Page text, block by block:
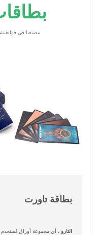
مصنعنا في
بطاقة تاورت
التارو ، أي مجموعة أوراق